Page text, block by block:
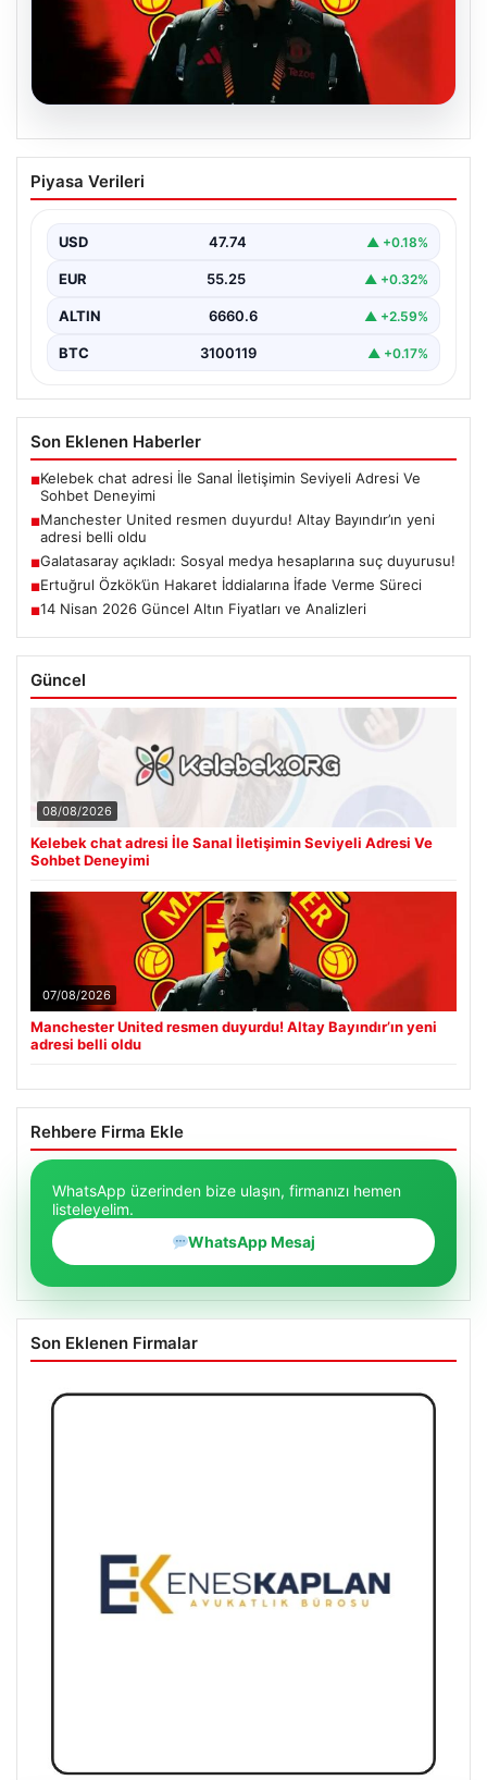
07.08.2026
Manchester United resmen duyurdu!
Altay Bayındır’ın yeni adresi belli oldu
Piyasa Verileri
USD 47.74 ▲ +0.18%
EUR 55.25 ▲ +0.32%
ALTIN 6660.6 ▲ +2.59%
BTC 3100119 ▲ +0.17%
Son Eklenen Haberler
■Kelebek chat adresi İle Sanal İletişimin Seviyeli Adresi Ve
Sohbet Deneyimi
■Manchester United resmen duyurdu! Altay Bayındır’ın yeni
adresi belli oldu
■Galatasaray açıkladı: Sosyal medya hesaplarına suç duyurusu!
■Ertuğrul Özkök’ün Hakaret İddialarına İfade Verme Süreci
■14 Nisan 2026 Güncel Altın Fiyatları ve Analizleri
Güncel
08/08/2026
Kelebek chat adresi İle Sanal İletişimin Seviyeli Adresi Ve
Sohbet Deneyimi
07/08/2026
Manchester United resmen duyurdu! Altay Bayındır’ın yeni
adresi belli oldu
Rehbere Firma Ekle
WhatsApp üzerinden bize ulaşın, firmanızı hemen
listeleyelim.
WhatsApp Mesaj
Son Eklenen Firmalar